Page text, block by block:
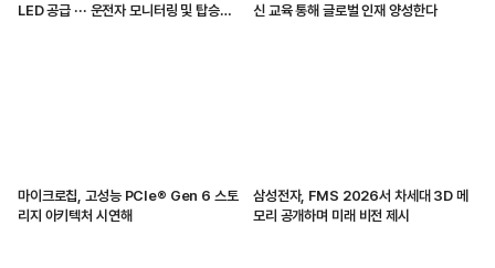
LED 공급 ··· 운전자 모니터링 및 탑승자
신 교육 통해 글로벌 인재 양성한다
마이크로칩, 고성능 PCIe® Gen 6 스토
리지 아키텍처 시연해
삼성전자, FMS 2026서 차세대 3D 메
모리 공개하며 미래 비전 제시